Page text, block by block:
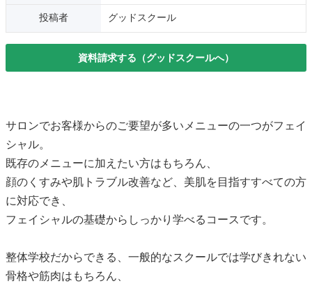
投稿者 グッドスクール
資料請求する（グッドスクールへ）
サロンでお客様からのご要望が多いメニューの一つがフェイ
シャル。
既存のメニューに加えたい方はもちろん、
顔のくすみや肌トラブル改善など、美肌を目指すすべての方
に対応でき、
フェイシャルの基礎からしっかり学べるコースです。
整体学校だからできる、一般的なスクールでは学びきれない
骨格や筋肉はもちろん、